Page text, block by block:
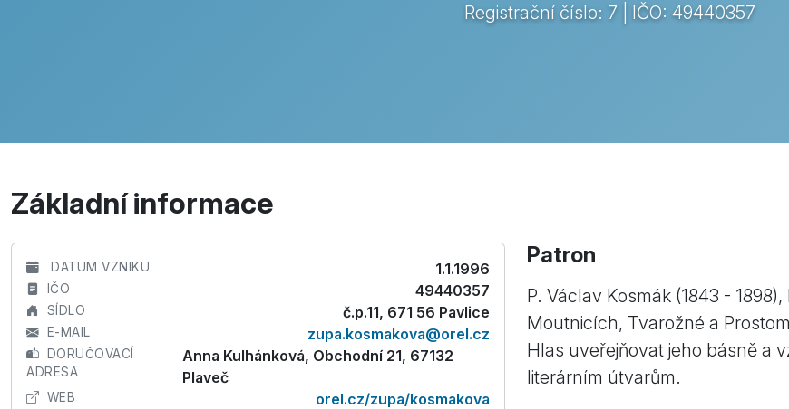
Registrační číslo: 7 | IČO: 49440357
Základní informace
DATUM VZNIKU 1.1.1996
IČO 49440357
SÍDLO č.p.11, 671 56 Pavlice
E-MAIL zupa.kosmakova@orel.cz
DORUČOVACÍ
ADRESA
Anna Kulhánková, Obchodní 21, 67132
Plaveč
WEB orel.cz/zupa/kosmakova
Patron
P. Václav Kosmák (1843 -
Moutnicích, Tvarožné a
Hlas uveřejňovat jeho básně a
literárním útvarům.